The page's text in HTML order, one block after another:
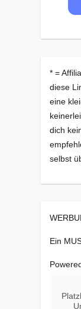
* =
diese
eine
dich
selbst
Ein